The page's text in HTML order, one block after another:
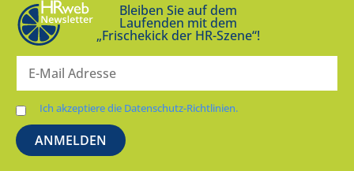
Bleiben Sie auf dem
Laufenden mit dem
„Frischekick der HR-Szene“!
Ich akzeptiere die Datenschutz-Richtlinien.